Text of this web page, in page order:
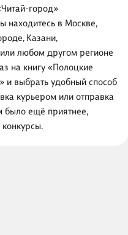
город»
находитесь в Москве,
Казани,
любом другом регионе
на книгу «Полоцкие
и выбрать удобный способ
курьером или отправка
было ещё приятнее,